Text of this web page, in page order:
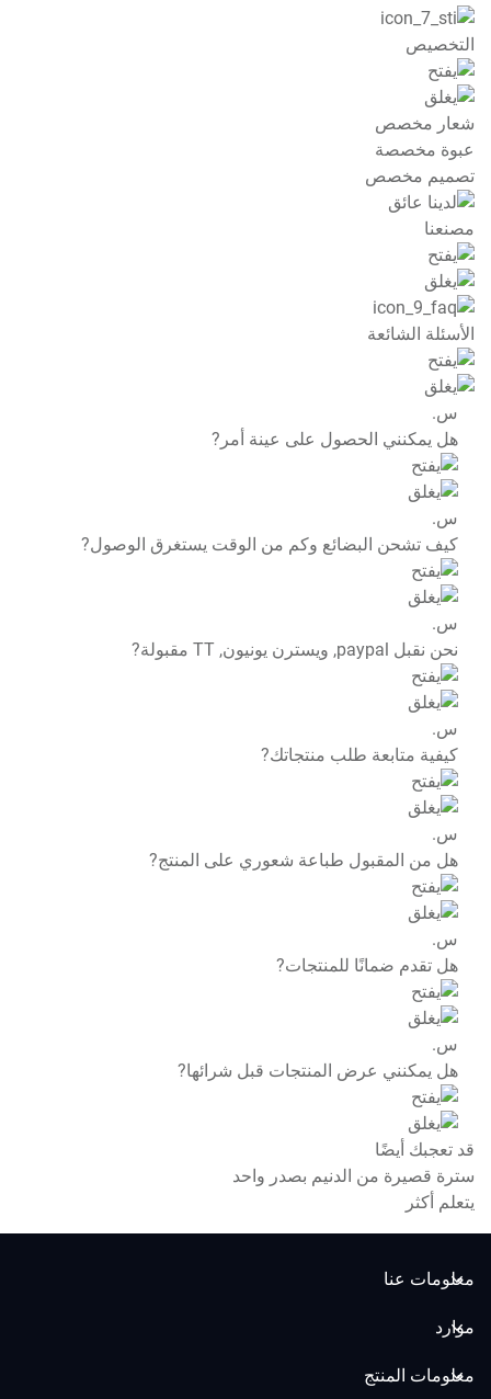
التخصيص
شعار مخصص
عبوة مخصصة
تصميم مخصص
مصنعنا
الأسئلة الشائعة
س.
هل يمكنني الحصول على عينة أمر?
س.
كيف تشحن البضائع وكم من الوقت يستغرق الوصول?
س.
نحن نقبل paypal, ويسترن يونيون, TT مقبولة?
س.
كيفية متابعة طلب منتجاتك?
س.
هل من المقبول طباعة شعوري على المنتج?
س.
هل تقدم ضمانًا للمنتجات?
س.
هل يمكنني عرض المنتجات قبل شرائها?
قد تعجبك أيضًا
سترة قصيرة من الدنيم بصدر واحد
يتعلم أكثر
معلومات عنا
موارد
معلومات المنتج